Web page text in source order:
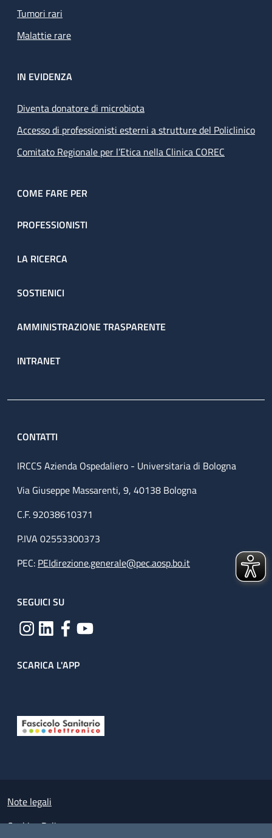
Tumori rari
Malattie rare
IN EVIDENZA
Diventa donatore di microbiota
Accesso di professionisti esterni a strutture del Policlinico
Comitato Regionale per l’Etica nella Clinica COREC
COME FARE PER
PROFESSIONISTI
LA RICERCA
SOSTIENICI
AMMINISTRAZIONE TRASPARENTE
INTRANET
CONTATTI
IRCCS Azienda Ospedaliero - Universitaria di Bologna
Via Giuseppe Massarenti, 9, 40138 Bologna
C.F. 92038610371
P.IVA 02553300373
PEC: PEIdirezione.generale@pec.aosp.bo.it
SEGUICI SU
SCARICA L'APP
Small prints
Note legali
Cookies Policy